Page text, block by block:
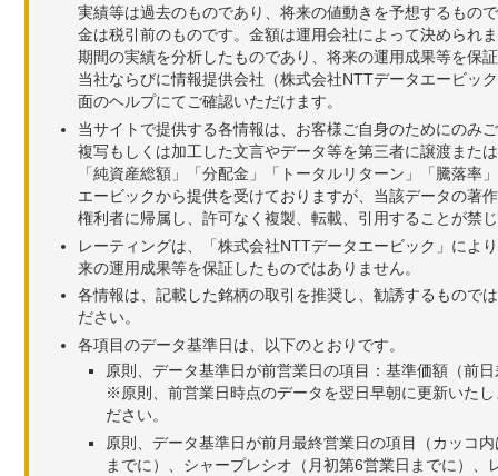
実績等は過去のものであり、将来の値動きを予想するもの
金は税引前のものです。金額は運用会社によって決められ
期間の実績を分析したものであり、将来の運用成果等を保
当社ならびに情報提供会社（株式会社NTTデータエービッ
面のヘルプにてご確認いただけます。
当サイトで提供する各情報は、お客様ご自身のためにのみ
複写もしくは加工した文言やデータ等を第三者に譲渡また
「純資産総額」「分配金」「トータルリターン」「騰落
エービックから提供を受けておりますが、当該データの著
権利者に帰属し、許可なく複製、転載、引用することが禁
レーティングは、「株式会社NTTデータエービック」によ
来の運用成果等を保証したものではありません。
各情報は、記載した銘柄の取引を推奨し、勧誘するもので
ださい。
各項目のデータ基準日は、以下のとおりです。
原則、データ基準日が前営業日の項目：基準価額（前
※原則、前営業日時点のデータを翌日早朝に更新いた
ださい。
原則、データ基準日が前月最終営業日の項目（カッコ
までに）、シャープレシオ（月初第6営業日までに）